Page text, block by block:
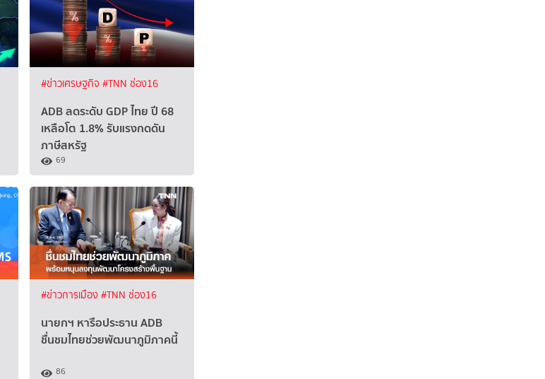
#ข่าวเศรษฐกิจ#TNN ช่อง16
ADB ลดระดับ GDP ไทย ปี 68
เหลือโต 1.8% รับแรงกดดัน
ภาษีสหรัฐ
69
#ข่าวการเมือง#TNN ช่อง16
นายกฯ หารือประธาน ADB
ชื่นชมไทยช่วยพัฒนาภูมิภาคนี้
86